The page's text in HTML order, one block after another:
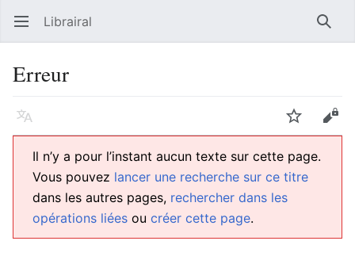
Ouvrir le menu principal Librairal
Erreur
Langue Suivre
Il n’y a pour l’instant aucun texte sur cette page.
Vous pouvez lancer une recherche sur ce titre
dans les autres pages, rechercher dans les
opérations liées ou créer cette page.